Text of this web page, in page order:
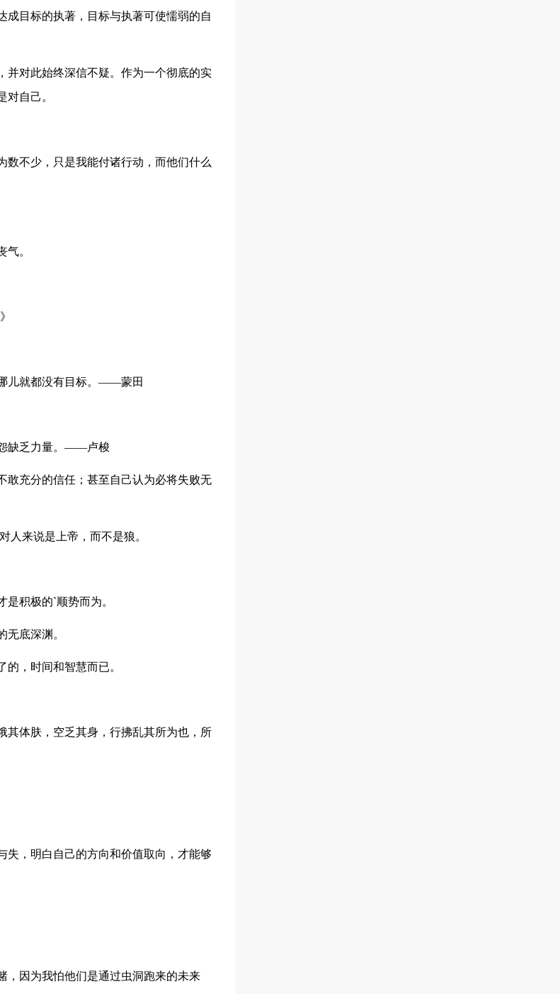
成目标的执著，目标与执著可使懦弱的自
并对此始终深信不疑。作为一个彻底的实
自己。
数不少，只是我能付诸行动，而他们什么
。
儿就都没有目标。——蒙田
缺乏力量。——卢梭
敢充分的信任；甚至自己认为必将失败无
人来说是上帝，而不是狼。
积极的`顺势而为。
底深渊。
，时间和智慧而已。
其体肤，空乏其身，行拂乱其所为也，所
失，明白自己的方向和价值取向，才能够
，因为我怕他们是通过虫洞跑来的未来